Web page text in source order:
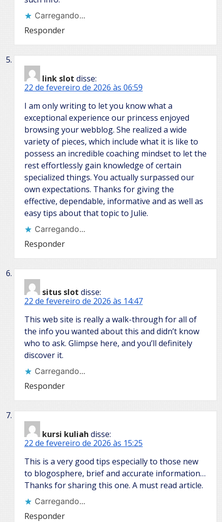
Carregando...
Responder
link slot disse:
22 de fevereiro de 2026 às 06:59
I am only writing to let you know what a
exceptional experience our princess enjoyed
browsing your webblog. She realized a wide
variety of pieces, which include what it is like to
possess an incredible coaching mindset to let the
rest effortlessly gain knowledge of certain
specialized things. You actually surpassed our
own expectations. Thanks for giving the
effective, dependable, informative and as well as
easy tips about that topic to Julie.
Carregando...
Responder
situs slot disse:
22 de fevereiro de 2026 às 14:47
This web site is really a walk-through for all of
the info you wanted about this and didn’t know
who to ask. Glimpse here, and you’ll definitely
discover it.
Carregando...
Responder
kursi kuliah disse:
22 de fevereiro de 2026 às 15:25
This is a very good tips especially to those new
to blogosphere, brief and accurate information…
Thanks for sharing this one. A must read article.
Carregando...
Responder